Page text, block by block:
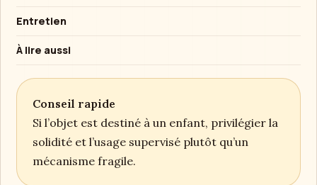
Entretien
À lire aussi
Conseil rapide
Si l’objet est destiné à un enfant, privilégier la
solidité et l’usage supervisé plutôt qu’un
mécanisme fragile.